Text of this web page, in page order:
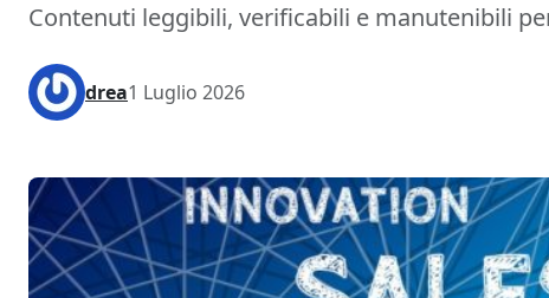
Contenuti leggibili, verificabili e manutenibili
drea1 Luglio 2026